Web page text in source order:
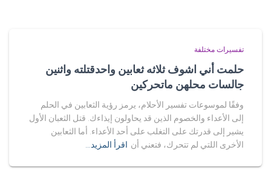
تفسيرات مختلفة
حلمت أني اشوف ثلاثه ثعابين واحدقتلته واثنين
جالسات محلهن ماتحركين
وفقًا لموسوعات تفسير الأحلام، يرمز رؤية الثعابين في الحلم
إلى الأعداء والخصوم الذين قد يحاولون إيذاءك. قتل الثعبان الأول
يشير إلى قدرتك على التغلب على أحد الأعداء. أما الثعابين
الأخرى اللتي لم تتحرك، فتعني أن اقرأ المزيد…